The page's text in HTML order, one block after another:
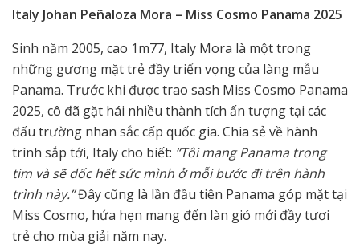
Italy Johan Peñaloza Mora – Miss Cosmo Panama 2025
Sinh năm 2005, cao 1m77, Italy Mora là một trong
những gương mặt trẻ đầy triển vọng của làng mẫu
Panama. Trước khi được trao sash Miss Cosmo Panama
2025, cô đã gặt hái nhiều thành tích ấn tượng tại các
đấu trường nhan sắc cấp quốc gia. Chia sẻ về hành
trình sắp tới, Italy cho biết: “Tôi mang Panama trong
tim và sẽ dốc hết sức mình ở mỗi bước đi trên hành
trình này.”Đây cũng là lần đầu tiên Panama góp mặt tại
Miss Cosmo, hứa hẹn mang đến làn gió mới đầy tươi
trẻ cho mùa giải năm nay.